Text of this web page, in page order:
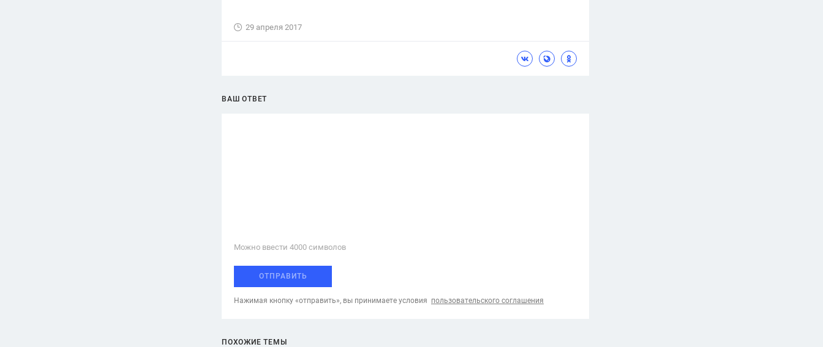
29 апреля 2017
ВАШ ОТВЕТ
Можно ввести 4000 cимволов
ОТПРАВИТЬ
Нажимая кнопку «отправить», вы принимаете условия пользовательского соглашения
ПОХОЖИЕ ТЕМЫ